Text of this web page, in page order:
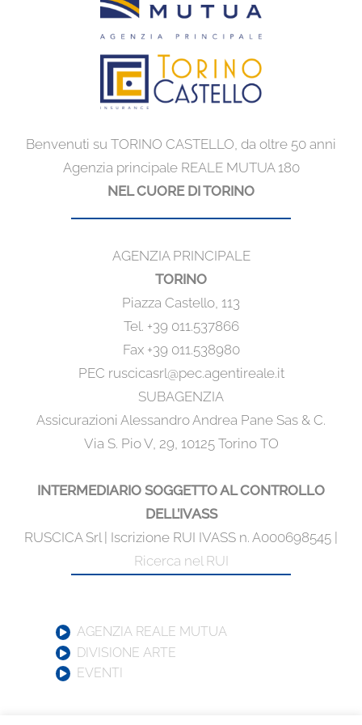
Benvenuti su TORINO CASTELLO, da oltre 50 anni
Agenzia principale REALE MUTUA 180
NEL CUORE DI TORINO
AGENZIA PRINCIPALE
TORINO
Piazza Castello, 113
Tel. +39 011.537866
Fax +39 011.538980
PEC ruscicasrl@pec.agentireale.it
SUBAGENZIA
Assicurazioni Alessandro Andrea Pane Sas & C.
Via S. Pio V, 29, 10125 Torino TO
INTERMEDIARIO SOGGETTO AL CONTROLLO
DELL’IVASS
RUSCICA Srl | Iscrizione RUI IVASS n. A000698545 |
Ricerca nel RUI
AGENZIA REALE MUTUA
DIVISIONE ARTE
EVENTI